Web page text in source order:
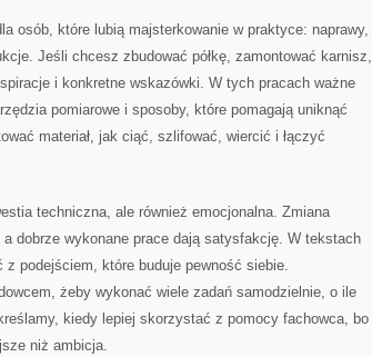
osób, które lubią majsterkowanie w praktyce: naprawy,
Jeśli chcesz zbudować półkę, zamontować karnisz,
i konkretne wskazówki. W tych pracach ważne
pomiarowe i sposoby, które pomagają uniknąć
materiał, jak ciąć, szlifować, wiercić i łączyć
techniczna, ale również emocjonalna. Zmiana
dobrze wykonane prace dają satysfakcję. W tekstach
podejściem, które buduje pewność siebie.
żeby wykonać wiele zadań samodzielnie, o ile
kiedy lepiej skorzystać z pomocy fachowca, bo
niż ambicja.